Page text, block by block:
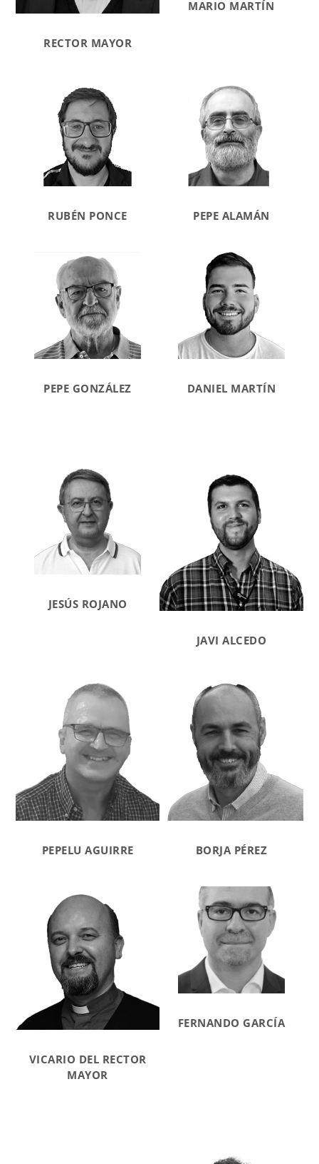
RECTOR MAYOR
MARIO MARTÍN
RUBÉN PONCE PEPE ALAMÁN
PEPE GONZÁLEZ DANIEL MARTÍN
JESÚS ROJANO
JAVI ALCEDO
PEPELU AGUIRRE BORJA PÉREZ
VICARIO DEL RECTOR
MAYOR
FERNANDO GARCÍA